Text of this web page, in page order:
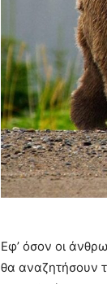
Εφ’ όσον οι
θα αναζητήσουν